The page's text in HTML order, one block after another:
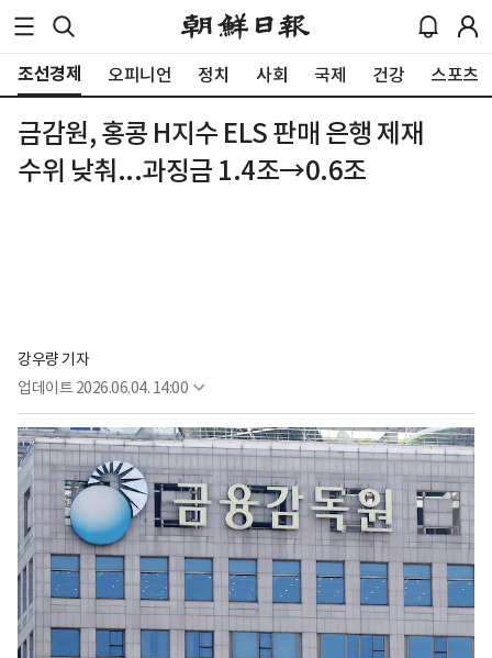
조선경제 오피니언 정치 사회 국제 건강 스포츠
금감원, 홍콩 H지수 ELS 판매 은행 제재
수위 낮춰...과징금 1.4조→0.6조
강우량 기자
업데이트 2026.06.04. 14:00